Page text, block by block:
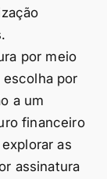
por meio
escolha por
a um
financeiro
as
assinatura